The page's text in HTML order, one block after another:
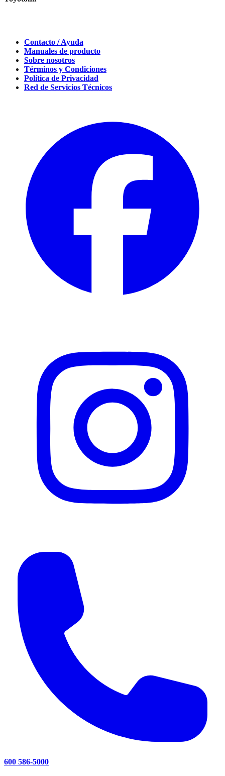
Contacto / Ayuda
Manuales de producto
Sobre nosotros
Términos y Condiciones
Política de Privacidad
Red de Servicios Técnicos
600 586-5000